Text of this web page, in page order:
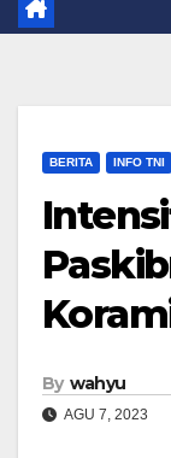
BERITA INFO TNI
By wahyu
AGU 7, 2023